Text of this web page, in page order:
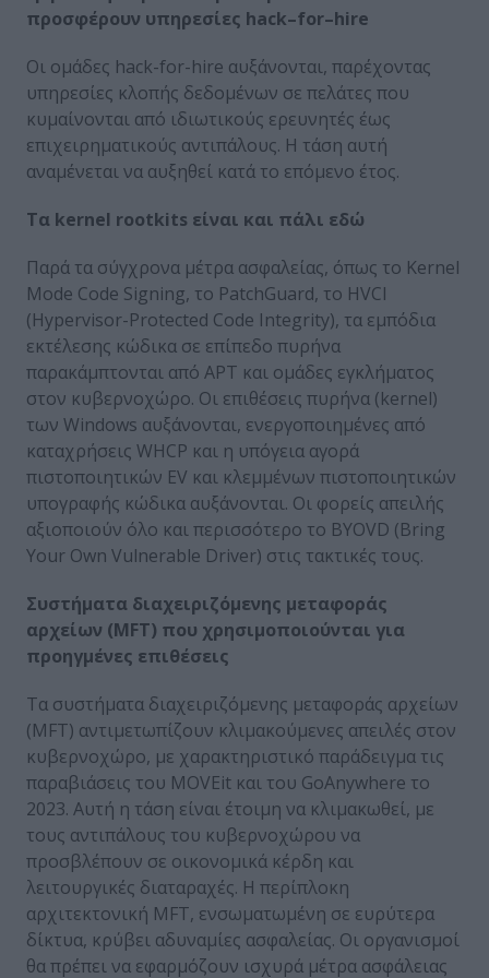
προσφέρουν υπηρεσίες hack–for–hire
Οι ομάδες hack-for-hire αυξάνονται, παρέχοντας
υπηρεσίες κλοπής δεδομένων σε πελάτες που
κυμαίνονται από ιδιωτικούς ερευνητές έως
επιχειρηματικούς αντιπάλους. Η τάση αυτή
αναμένεται να αυξηθεί κατά το επόμενο έτος.
Τα kernel rootkits είναι και πάλι εδώ
Παρά τα σύγχρονα μέτρα ασφαλείας, όπως το Kernel
Mode Code Signing, το PatchGuard, το HVCI
(Hypervisor-Protected Code Integrity), τα εμπόδια
εκτέλεσης κώδικα σε επίπεδο πυρήνα
παρακάμπτονται από APT και ομάδες εγκλήματος
στον κυβερνοχώρο. Οι επιθέσεις πυρήνα (kernel)
των Windows αυξάνονται, ενεργοποιημένες από
καταχρήσεις WHCP και η υπόγεια αγορά
πιστοποιητικών EV και κλεμμένων πιστοποιητικών
υπογραφής κώδικα αυξάνονται. Οι φορείς απειλής
αξιοποιούν όλο και περισσότερο το BYOVD (Bring
Your Own Vulnerable Driver) στις τακτικές τους.
Συστήματα διαχειριζόμενης μεταφοράς
αρχείων (MFT) που χρησιμοποιούνται για
προηγμένες επιθέσεις
Τα συστήματα διαχειριζόμενης μεταφοράς αρχείων
(MFT) αντιμετωπίζουν κλιμακούμενες απειλές στον
κυβερνοχώρο, με χαρακτηριστικό παράδειγμα τις
παραβιάσεις του MOVEit και του GoAnywhere το
2023. Αυτή η τάση είναι έτοιμη να κλιμακωθεί, με
τους αντιπάλους του κυβερνοχώρου να
προσβλέπουν σε οικονομικά κέρδη και
λειτουργικές διαταραχές. Η περίπλοκη
αρχιτεκτονική MFT, ενσωματωμένη σε ευρύτερα
δίκτυα, κρύβει αδυναμίες ασφαλείας. Οι οργανισμοί
θα πρέπει να εφαρμόζουν ισχυρά μέτρα ασφάλειας